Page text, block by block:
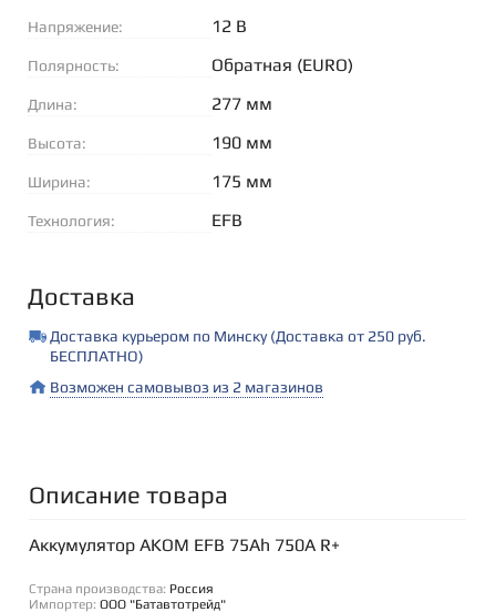
Напряжение: 12 В
Полярность: Обратная (EURO)
Длина: 277 мм
Высота: 190 мм
Ширина: 175 мм
Технология: EFB
Доставка
Доставка курьером по Минску (Доставка от 250 руб.
БЕСПЛАТНО)
Возможен самовывоз из 2 магазинов
Описание товара
Аккумулятор AKOM EFB 75Ah 750A R+
Страна производства: Россия
Импортер:ООО "Батавтотрейд"